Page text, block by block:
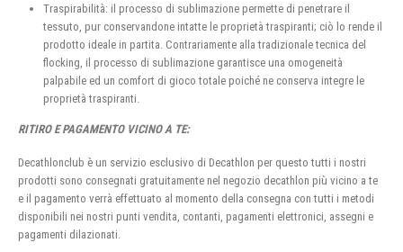
Traspirabilità: il processo di sublimazione permette di penetrare il
tessuto, pur conservandone intatte le proprietà traspiranti; ciò lo rende il
prodotto ideale in partita. Contrariamente alla tradizionale tecnica del
flocking, il processo di sublimazione garantisce una omogeneità
palpabile ed un comfort di gioco totale poiché ne conserva integre le
proprietà traspiranti.
RITIRO E PAGAMENTO VICINO A TE:
Decathlonclub è un servizio esclusivo di Decathlon per questo tutti i nostri
prodotti sono consegnati gratuitamente nel negozio decathlon più vicino a te
e il pagamento verrà effettuato al momento della consegna con tutti i metodi
disponibili nei nostri punti vendita, contanti, pagamenti elettronici, assegni e
pagamenti dilazionati.